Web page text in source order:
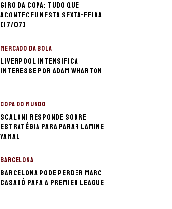
Giro da Copa: Tudo que
aconteceu nesta sexta-feira
(17/07)
MERCADO DA BOLA
Liverpool intensifica
interesse por Adam Wharton
COPA DO MUNDO
Scaloni responde sobre
estratégia para parar Lamine
Yamal
BARCELONA
Barcelona pode perder Marc
Casadó para a Premier League